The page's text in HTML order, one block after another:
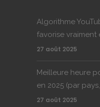
Algorithme
favorise vraiment
27 août 2025
Meilleure heure
en 2025 (par
27 août 2025